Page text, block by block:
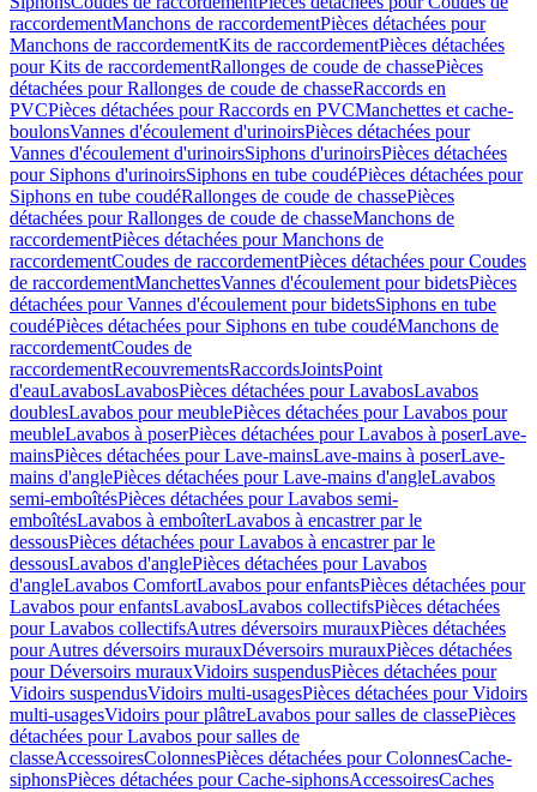
raccordementManchons de raccordementPièces détachées pour
Manchons de raccordementKits de raccordementPièces détachées
pour Kits de raccordementRallonges de coude de chassePièces
détachées pour Rallonges de coude de chasseRaccords en
PVCPièces détachées pour Raccords en PVCManchettes et cache-
boulonsVannes d'écoulement d'urinoirsPièces détachées pour
Vannes d'écoulement d'urinoirsSiphons d'urinoirsPièces détachées
pour Siphons d'urinoirsSiphons en tube coudéPièces détachées pour
Siphons en tube coudéRallonges de coude de chassePièces
détachées pour Rallonges de coude de chasseManchons de
raccordementPièces détachées pour Manchons de
raccordementCoudes de raccordementPièces détachées pour Coudes
de raccordementManchettesVannes d'écoulement pour bidetsPièces
détachées pour Vannes d'écoulement pour bidetsSiphons en tube
coudéPièces détachées pour Siphons en tube coudéManchons de
raccordementCoudes de
raccordementRecouvrementsRaccordsJointsPoint
d'eauLavabosLavabosPièces détachées pour LavabosLavabos
doublesLavabos pour meublePièces détachées pour Lavabos pour
meubleLavabos à poserPièces détachées pour Lavabos à poserLave-
mainsPièces détachées pour Lave-mainsLave-mains à poserLave-
mains d'anglePièces détachées pour Lave-mains d'angleLavabos
semi-emboîtésPièces détachées pour Lavabos semi-
emboîtésLavabos à emboîterLavabos à encastrer par le
dessousPièces détachées pour Lavabos à encastrer par le
dessousLavabos d'anglePièces détachées pour Lavabos
d'angleLavabos ComfortLavabos pour enfantsPièces détachées pour
Lavabos pour enfantsLavabosLavabos collectifsPièces détachées
pour Lavabos collectifsAutres déversoirs murauxPièces détachées
pour Autres déversoirs murauxDéversoirs murauxPièces détachées
pour Déversoirs murauxVidoirs suspendusPièces détachées pour
Vidoirs suspendusVidoirs multi-usagesPièces détachées pour Vidoirs
multi-usagesVidoirs pour plâtreLavabos pour salles de classePièces
détachées pour Lavabos pour salles de
classeAccessoiresColonnesPièces détachées pour ColonnesCache-
siphonsPièces détachées pour Cache-siphonsAccessoiresCaches